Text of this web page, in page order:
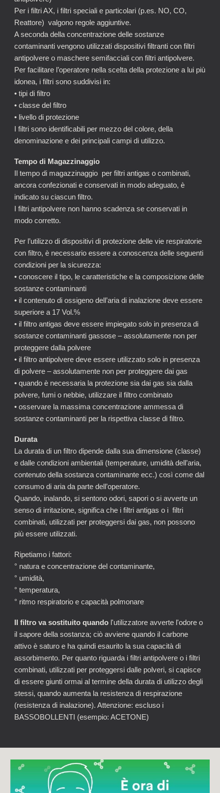
Per i filtri AX, i filtri speciali e particolari (p.es. NO, CO,
Reattore) valgono regole aggiuntive.
A seconda della concentrazione delle sostanze
contaminanti vengono utilizzati dispositivi filtranti con filtri
antipolvere o maschere semifacciali con filtri antipolvere.
Per facilitare l’operatore nella scelta della protezione a lui più
idonea, i filtri sono suddivisi in:
• tipi di filtro
• classe del filtro
• livello di protezione
I filtri sono identificabili per mezzo del colore, della
denominazione e dei principali campi di utilizzo.
Tempo di Magazzinaggio
Il tempo di magazzinaggio per filtri antigas o combinati,
ancora confezionati e conservati in modo adeguato, è
indicato su ciascun filtro.
I filtri antipolvere non hanno scadenza se conservati in
modo corretto.
Per l’utilizzo di dispositivi di protezione delle vie respiratorie
con filtro, è necessario essere a conoscenza delle seguenti
condizioni per la sicurezza:
• conoscere il tipo, le caratteristiche e la composizione delle
sostanze contaminanti
• il contenuto di ossigeno dell’aria di inalazione deve essere
superiore a 17 Vol.%
• il filtro antigas deve essere impiegato solo in presenza di
sostanze contaminanti gassose – assolutamente non per
proteggere dalla polvere
• il filtro antipolvere deve essere utilizzato solo in presenza
di polvere – assolutamente non per proteggere dai gas
• quando è necessaria la protezione sia dai gas sia dalla
polvere, fumi o nebbie, utilizzare il filtro combinato
• osservare la massima concentrazione ammessa di
sostanze contaminanti per la rispettiva classe di filtro.
Durata
La durata di un filtro dipende dalla sua dimensione (classe)
e dalle condizioni ambientali (temperature, umidità dell’aria,
contenuto della sostanza contaminante ecc.) così come dal
consumo di aria da parte dell’operatore.
Quando, inalando, si sentono odori, sapori o si avverte un
senso di irritazione, significa che i filtri antigas o i filtri
combinati, utilizzati per proteggersi dai gas, non possono
più essere utilizzati.
Ripetiamo i fattori:
° natura e concentrazione del contaminante,
° umidità,
° temperatura,
° ritmo respiratorio e capacità polmonare
Il filtro va sostituito quando l'utilizzatore avverte l'odore o
il sapore della sostanza; ciò avviene quando il carbone
attivo è saturo e ha quindi esaurito la sua capacità di
assorbimento. Per quanto riguarda i filtri antipolvere o i filtri
combinati, utilizzati per proteggersi dalle polveri, si capisce
di essere giunti ormai al termine della durata di utilizzo degli
stessi, quando aumenta la resistenza di respirazione
(resistenza di inalazione). Attenzione: escluso i
BASSOBOLLENTI (esempio: ACETONE)